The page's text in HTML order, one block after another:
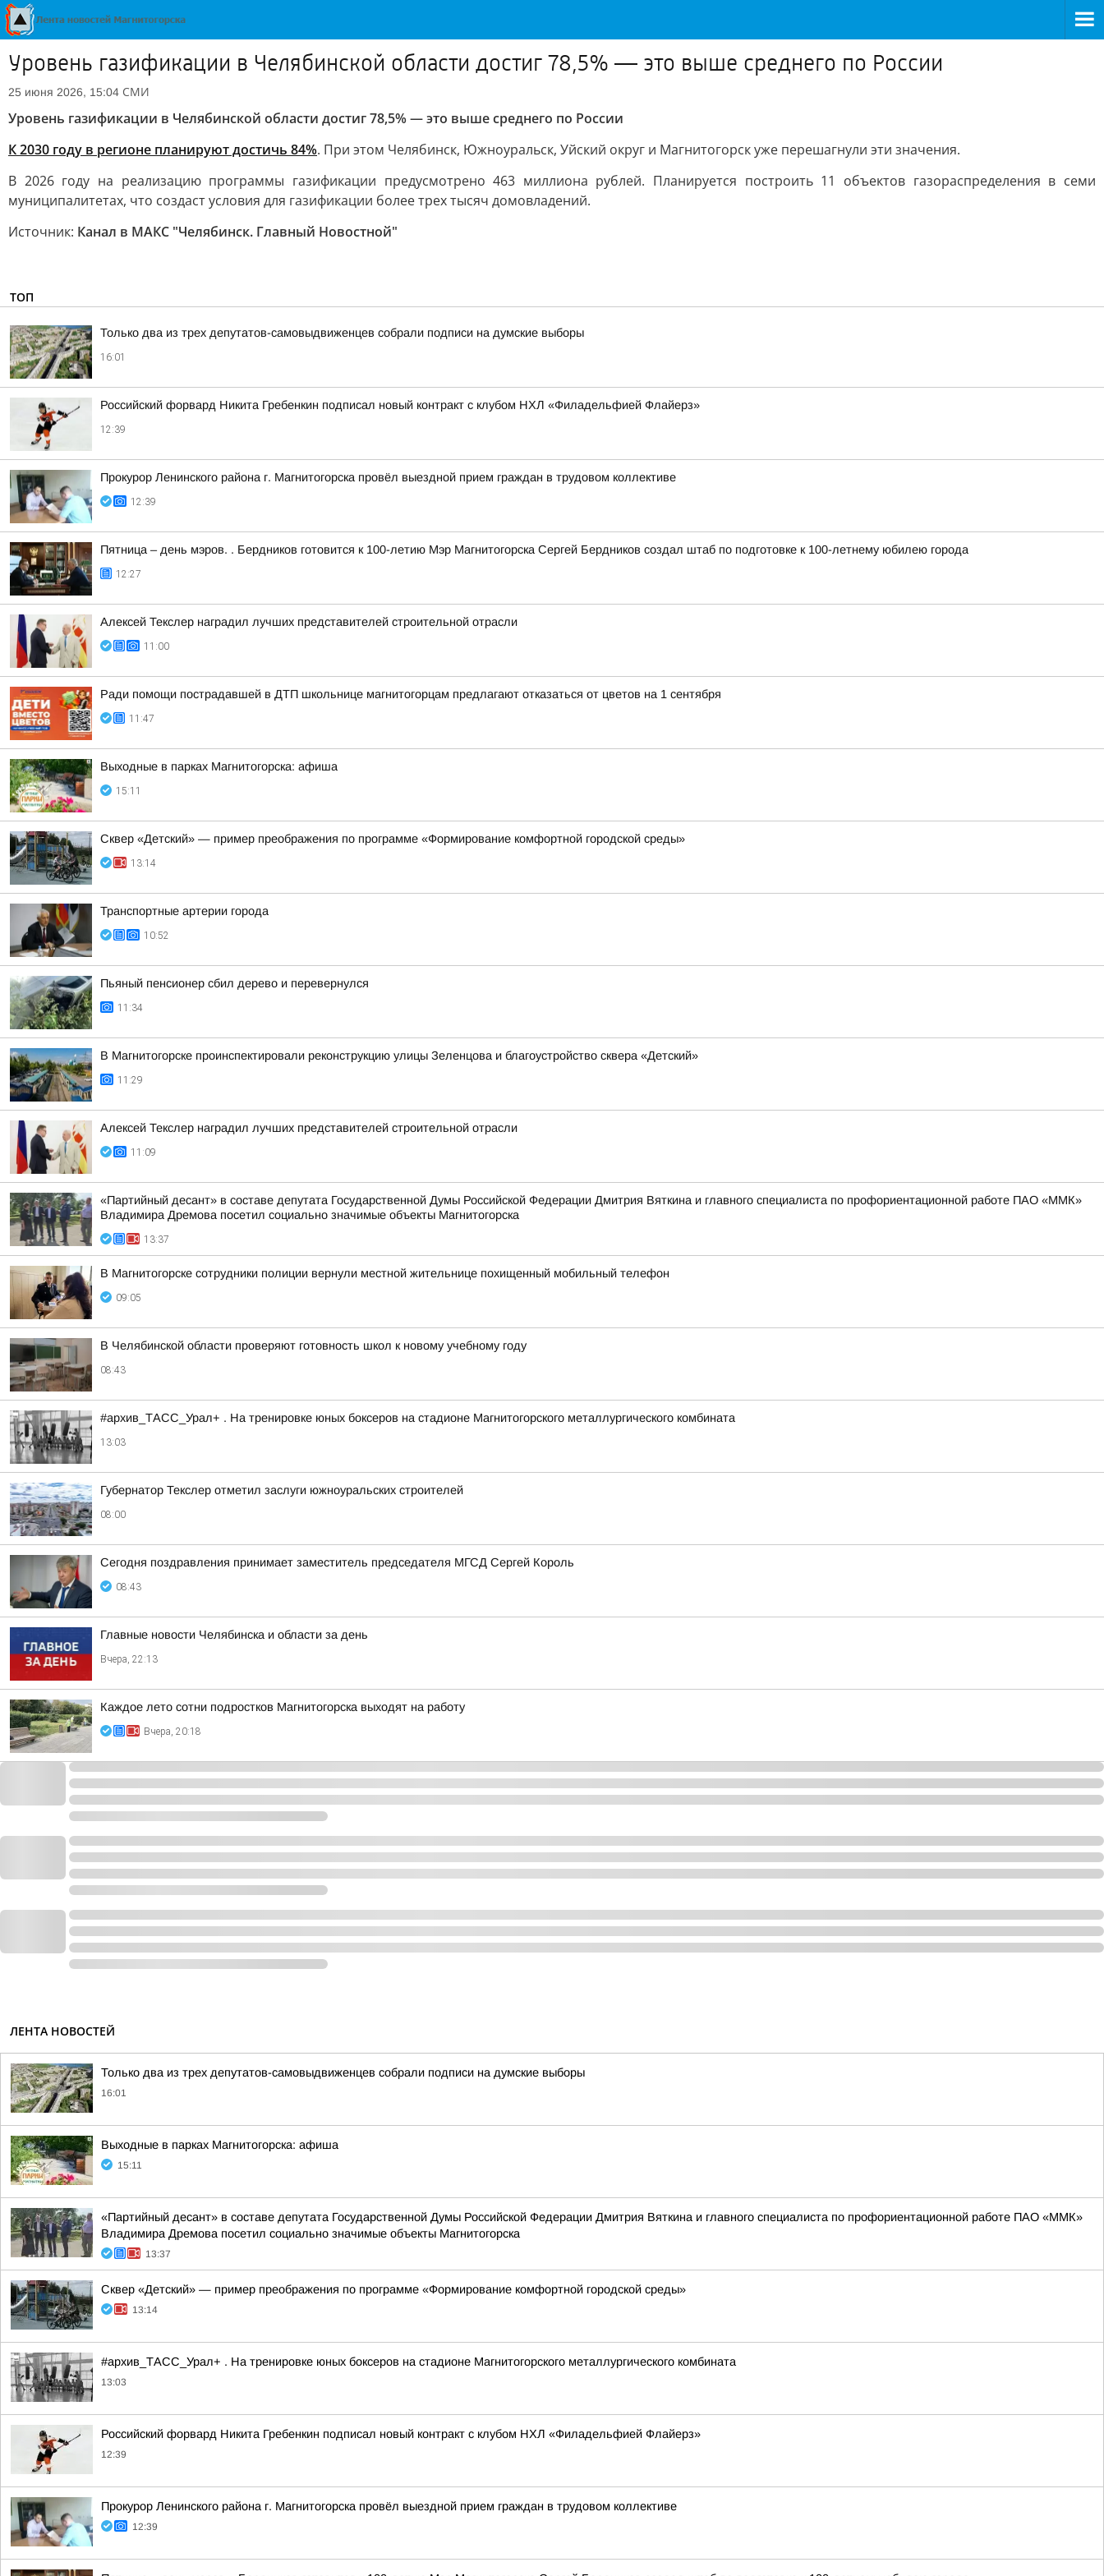
Уровень газификации в Челябинской области достиг 78,5% — это выше среднего по России
25 июня 2026, 15:04 СМИ
Уровень газификации в Челябинской области достиг 78,5% — это выше среднего по России
К 2030 году в регионе планируют достичь 84%. При этом Челябинск, Южноуральск, Уйский округ и Магнитогорск уже перешагнули эти значения.
В 2026 году на реализацию программы газификации предусмотрено 463 миллиона рублей. Планируется построить 11 объектов газораспределения в семи
муниципалитетах, что создаст условия для газификации более трех тысяч домовладений.
Источник: Канал в МАКС "Челябинск. Главный Новостной"
ТОП
Только два из трех депутатов-самовыдвиженцев собрали подписи на думские выборы
16:01
Российский форвард Никита Гребенкин подписал новый контракт с клубом НХЛ «Филадельфией Флайерз»
12:39
Прокурор Ленинского района г. Магнитогорска провёл выездной прием граждан в трудовом коллективе
12:39
Пятница – день мэров. . Бердников готовится к 100-летию Мэр Магнитогорска Сергей Бердников создал штаб по подготовке к 100-летнему юбилею города
12:27
Алексей Текслер наградил лучших представителей строительной отрасли
11:00
Ради помощи пострадавшей в ДТП школьнице магнитогорцам предлагают отказаться от цветов на 1 сентября
11:47
Выходные в парках Магнитогорска: афиша
15:11
Сквер «Детский» — пример преображения по программе «Формирование комфортной городской среды»
13:14
Транспортные артерии города
10:52
Пьяный пенсионер сбил дерево и перевернулся
11:34
В Магнитогорске проинспектировали реконструкцию улицы Зеленцова и благоустройство сквера «Детский»
11:29
Алексей Текслер наградил лучших представителей строительной отрасли
11:09
«Партийный десант» в составе депутата Государственной Думы Российской Федерации Дмитрия Вяткина и главного специалиста по профориентационной работе ПАО «ММК»
Владимира Дремова посетил социально значимые объекты Магнитогорска
13:37
В Магнитогорске сотрудники полиции вернули местной жительнице похищенный мобильный телефон
09:05
В Челябинской области проверяют готовность школ к новому учебному году
08:43
#архив_ТАСС_Урал+ . На тренировке юных боксеров на стадионе Магнитогорского металлургического комбината
13:03
Губернатор Текслер отметил заслуги южноуральских строителей
08:00
Сегодня поздравления принимает заместитель председателя МГСД Сергей Король
08:43
Главные новости Челябинска и области за день
Вчера, 22:13
Каждое лето сотни подростков Магнитогорска выходят на работу
Вчера, 20:18
ЛЕНТА НОВОСТЕЙ
Только два из трех депутатов-самовыдвиженцев собрали подписи на думские выборы
16:01
Выходные в парках Магнитогорска: афиша
15:11
«Партийный десант» в составе депутата Государственной Думы Российской Федерации Дмитрия Вяткина и главного специалиста по профориентационной работе ПАО «ММК»
Владимира Дремова посетил социально значимые объекты Магнитогорска
13:37
Сквер «Детский» — пример преображения по программе «Формирование комфортной городской среды»
13:14
#архив_ТАСС_Урал+ . На тренировке юных боксеров на стадионе Магнитогорского металлургического комбината
13:03
Российский форвард Никита Гребенкин подписал новый контракт с клубом НХЛ «Филадельфией Флайерз»
12:39
Прокурор Ленинского района г. Магнитогорска провёл выездной прием граждан в трудовом коллективе
12:39